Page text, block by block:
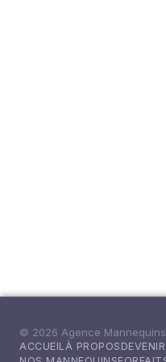
© 2026 Agence
ACCUEILÀ PROPOS